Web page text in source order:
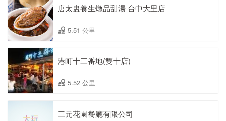
唐太盅養生燉品甜湯 台中大里店
5.51 公里
港町十三番地(雙十店)
5.52 公里
三元花園餐廳有限公司